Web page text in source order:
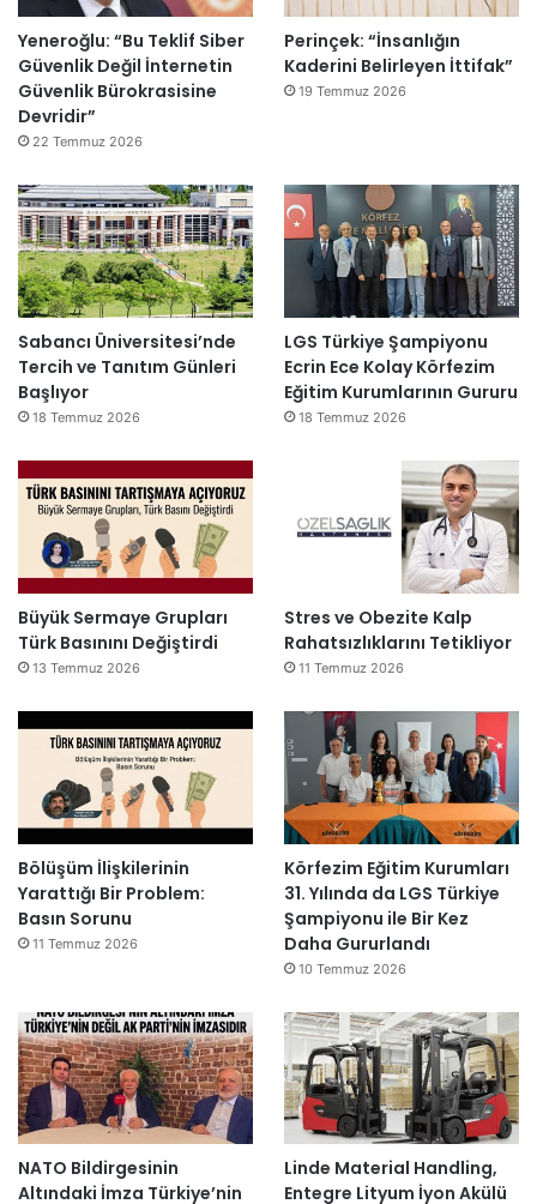
Yeneroğlu: “Bu Teklif Siber
Güvenlik Değil İnternetin
Güvenlik Bürokrasisine
Devridir”
22 Temmuz 2026
Perinçek: “İnsanlığın
Kaderini Belirleyen İttifak”
19 Temmuz 2026
Sabancı Üniversitesi’nde
Tercih ve Tanıtım Günleri
Başlıyor
18 Temmuz 2026
LGS Türkiye Şampiyonu
Ecrin Ece Kolay Körfezim
Eğitim Kurumlarının Gururu
18 Temmuz 2026
Büyük Sermaye Grupları
Türk Basınını Değiştirdi
13 Temmuz 2026
Stres ve Obezite Kalp
Rahatsızlıklarını Tetikliyor
11 Temmuz 2026
Bölüşüm İlişkilerinin
Yarattığı Bir Problem:
Basın Sorunu
11 Temmuz 2026
Körfezim Eğitim Kurumları
31. Yılında da LGS Türkiye
Şampiyonu ile Bir Kez
Daha Gururlandı
10 Temmuz 2026
NATO Bildirgesinin
Altındaki İmza Türkiye’nin
Linde Material Handling,
Entegre Lityum İyon Akülü